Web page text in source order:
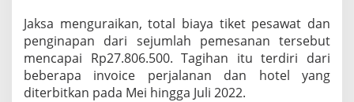
Jaksa menguraikan, total biaya tiket pesawat dan
penginapan dari sejumlah pemesanan tersebut
mencapai Rp27.806.500. Tagihan itu terdiri dari
beberapa invoice perjalanan dan hotel yang
diterbitkan pada Mei hingga Juli 2022.